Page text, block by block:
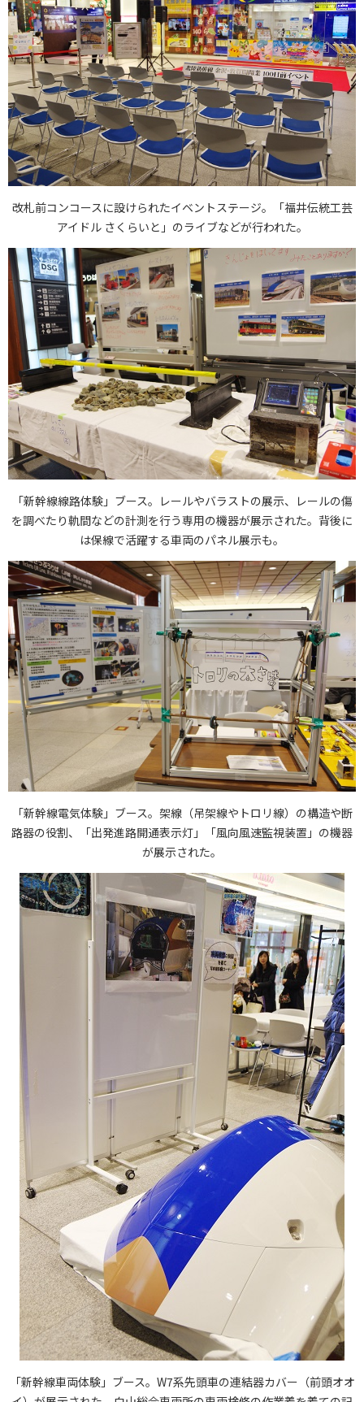
改札前コンコースに設けられたイベントステージ。「福井伝統工芸
アイドル さくらいと」のライブなどが行われた。
「新幹線線路体験」ブース。レールやバラストの展示、レールの傷
を調べたり軌間などの計測を行う専用の機器が展示された。背後に
は保線で活躍する車両のパネル展示も。
「新幹線電気体験」ブース。架線（吊架線やトロリ線）の構造や断
路器の役割、「出発進路開通表示灯」「風向風速監視装置」の機器
が展示された。
「新幹線車両体験」ブース。W7系先頭車の連結器カバー（前頭オオ